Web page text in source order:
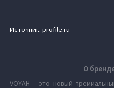
Источник: profile.ru
О
VOYAH – это новый